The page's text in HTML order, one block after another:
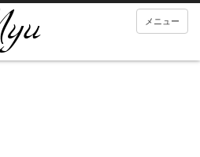
メニュー